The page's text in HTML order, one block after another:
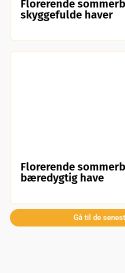
Florerende
skyggefulde haver
Florerende
bæredygtig have
Gå til de